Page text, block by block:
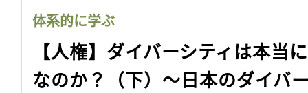
体系的に学ぶ
【人権】ダイバーシティは本当
なのか？（下）〜日本のダイバ